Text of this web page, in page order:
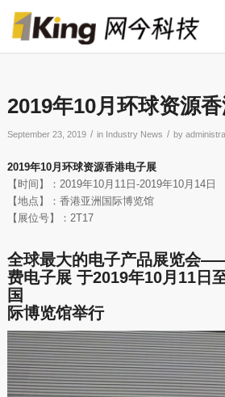
2019年10月环球资源
September 23, 2019 / in Industry News / by
2019年10月环球资源香港电子展
【时间】：2019年10月11日-2019年10月14日
【地点】：香港亚洲国际博览馆
【展位号】：2T17
全球最大的电子产品展览会
费电子展 于2019年10月11日
国
际博览馆举行